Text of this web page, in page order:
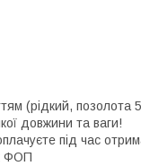
(рідкий, позолота
довжини та ваги!
під час
ФОП